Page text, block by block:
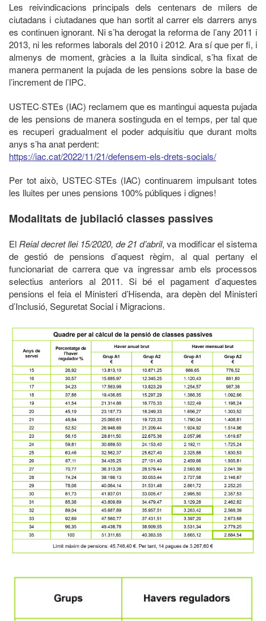
Les reivindicacions principals dels centenars de milers de
ciutadans i ciutadanes que han sortit al carrer els darrers anys
es continuen ignorant. Ni s’ha derogat la reforma de l’any 2011 i
2013, ni les reformes laborals del 2010 i 2012. Ara sí que per fi, i
almenys de moment, gràcies a la lluita sindical, s’ha fixat de
manera permanent la pujada de les pensions sobre la base de
l’increment de l’IPC.
USTEC·STEs (IAC) reclamem que es mantingui aquesta pujada
de les pensions de manera sostinguda en el temps, per tal que
es recuperi gradualment el poder adquisitiu que durant molts
anys s’ha anat perdent:
https://iac.cat/2022/11/21/defensem-els-drets-socials/
Per tot això, USTEC·STEs (IAC) continuarem impulsant totes
les lluites per unes pensions 100% públiques i dignes!
Modalitats de jubilació classes passives
El Reial decret llei 15/2020, de 21 d’abril, va modificar el sistema
de gestió de pensions d’aquest règim, al qual pertany el
funcionariat de carrera que va ingressar amb els processos
selectius anteriors al 2011. Si bé el pagament d’aquestes
pensions el feia el Ministeri d’Hisenda, ara depèn del Ministeri
d’Inclusió, Seguretat Social i Migracions.